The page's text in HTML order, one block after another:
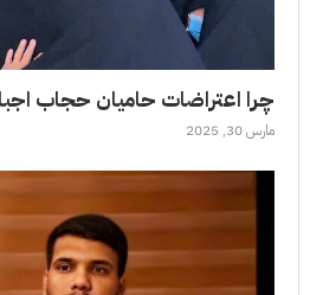
چرا اعتراضات حامیان حجاب
مارس 30, 2025